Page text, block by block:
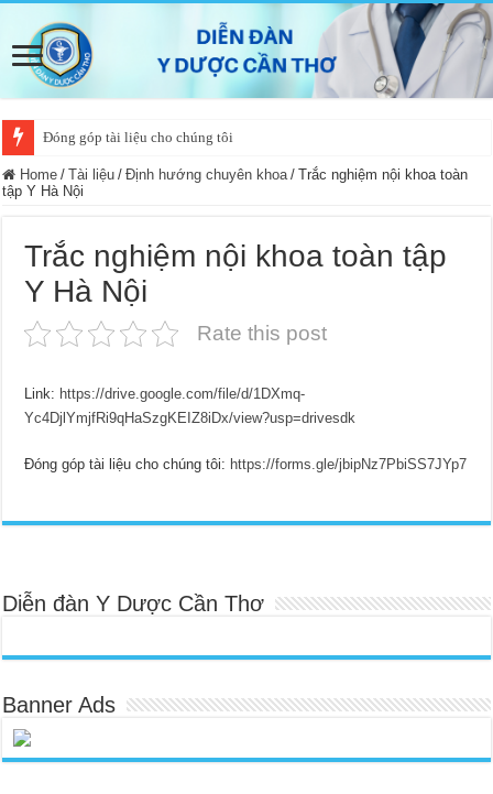
Đóng góp tài liệu cho chúng tôi
Home / Tài liệu / Định hướng chuyên khoa / Trắc nghiệm nội khoa toàn
tập Y Hà Nội
Trắc nghiệm nội khoa toàn tập
Y Hà Nội
Rate this post
Link: https://drive.google.com/file/d/1DXmq-
Yc4DjlYmjfRi9qHaSzgKEIZ8iDx/view?usp=drivesdk
Đóng góp tài liệu cho chúng tôi: https://forms.gle/jbipNz7PbiSS7JYp7
Diễn đàn Y Dược Cần Thơ
Banner Ads